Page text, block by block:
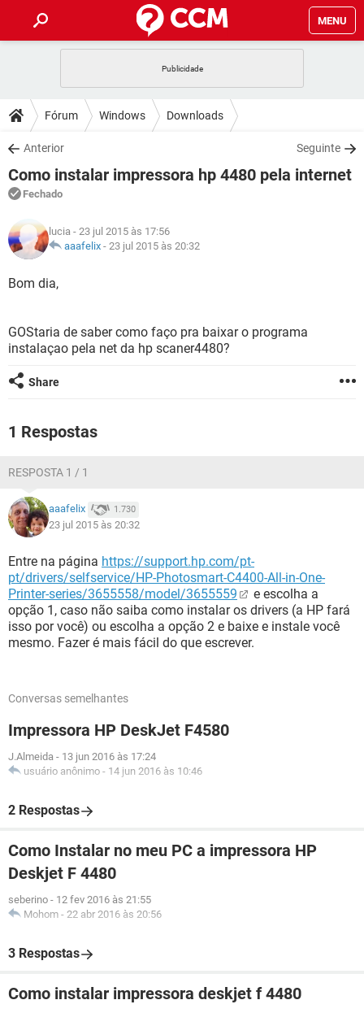
MENU
CELULAR FACEBOOK
OUTLOOK
INSTAGRAM GMAIL
GUIA DE COMPRAS
DICAS
JOGOS WHATSAPP
OUTLOOK
GUIA DE COMPRAS
DOWNLOADS
JOGOS WHATSAPP
CELULAR
OUTLOOK
INSTAGRAM
GUIA DE COMPRAS
FÓRUM
CELULAR FACEBOOK
GUIA DE COMPRAS
GLOSSÁRIO
JOGOS
CELULAR
INSTAGRAM GMAIL
Fórum Windows Downloads
Anterior Seguinte
Como instalar impressora hp 4480 pela internet
Fechado
lucia - 23 jul 2015 às 17:56
aaafelix - 23 jul 2015 às 20:32
Bom dia,
GOStaria de saber como faço pra baixar o programa
instalaçao pela net da hp scaner4480?
Share
1 Respostas
RESPOSTA 1 / 1
aaafelix 1.730
23 jul 2015 às 20:32
Entre na página https://support.hp.com/pt-
pt/drivers/selfservice/HP-Photosmart-C4400-All-in-One-
Printer-series/3655558/model/3655559
e escolha a
opção 1, caso não saiba como instalar os drivers (a HP fará
isso por você) ou escolha a opção 2 e baixe e instale você
mesmo. Fazer é mais fácil do que escrever.
Conversas semelhantes
Impressora HP DeskJet F4580
J.Almeida - 13 jun 2016 às 17:24
usuário anônimo - 14 jun 2016 às 10:46
2 Respostas
Como Instalar no meu PC a impressora HP
Deskjet F 4480
seberino - 12 fev 2016 às 21:55
Mohom - 22 abr 2016 às 20:56
3 Respostas
Como instalar impressora deskjet f 4480